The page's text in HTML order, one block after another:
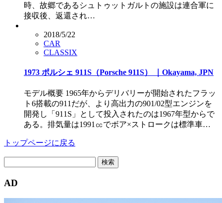
時、故郷であるシュトゥットガルトの施設は連合軍に
接収後、返還され…
2018/5/22
CAR
CLASSIX
1973 ポルシェ 911S（Porsche 911S） ｜Okayama, JPN
モデル概要 1965年からデリバリーが開始されたフラッ
ト6搭載の911だが、より高出力の901/02型エンジンを
開発し「911S」として投入されたのは1967年型からで
ある。排気量は1991㏄でボア×ストロークは標準車…
トップページに戻る
AD